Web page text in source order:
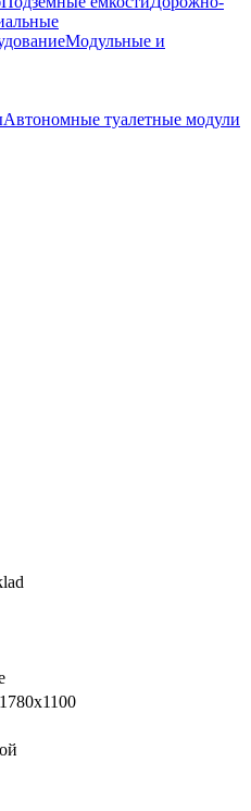
Модульные и
Автономные туалетные модули